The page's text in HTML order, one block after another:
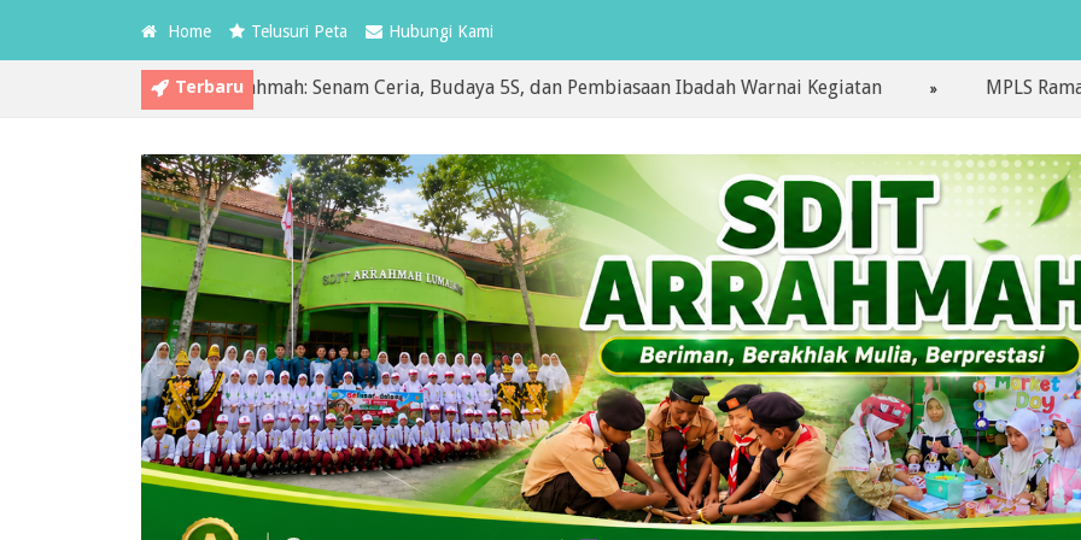
Home Telusuri Peta Hubungi Kami
Terbaru
MPLS SDIT Arrahmah: Senam Ceria, Budaya 5S, dan Pembiasaan Ibadah Warnai Kegiatan MPLS Ramah